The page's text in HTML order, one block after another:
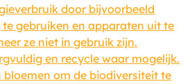
door bijvoorbeeld
gebruiken en apparaten uit te
ze niet in gebruik zijn.
en recycle waar mogelijk.
bloemen om de biodiversiteit te